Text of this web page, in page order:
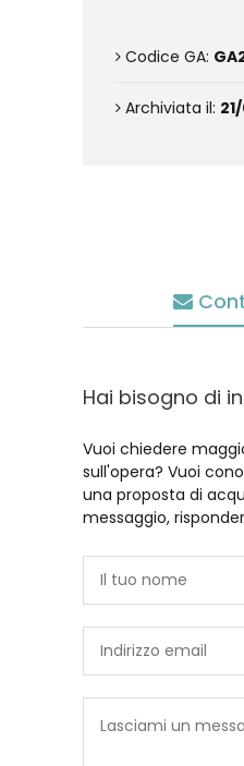
Codice GA:
Archiviata il:
Hai bisogno di
Vuoi chiedere
sull'opera? Vuoi
una proposta di
messaggio,